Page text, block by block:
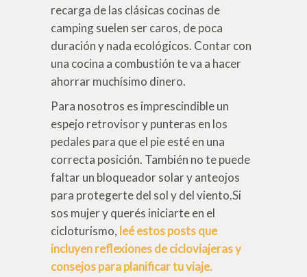
recarga de las clásicas cocinas de
camping suelen ser caros, de poca
duración y nada ecológicos. Contar con
una cocina a combustión te va a hacer
ahorrar muchísimo dinero.
Para nosotros es imprescindible un
espejo retrovisor y punteras en los
pedales para que el pie esté en una
correcta posición. También no te puede
faltar un bloqueador solar y anteojos
para protegerte del sol y del viento.Si
sos mujer y querés iniciarte en el
cicloturismo, leé estos posts que
incluyen reflexiones de cicloviajeras y
consejos para planificar tu viaje.